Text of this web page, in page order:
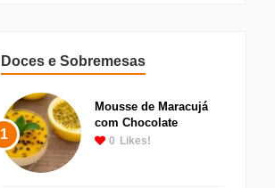
Doces e Sobremesas
1
Mousse de Maracujá
com Chocolate
0 Likes!